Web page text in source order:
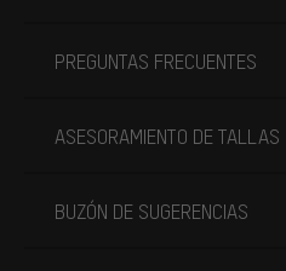
PREGUNTAS FRECUENTES
ASESORAMIENTO DE TALLAS
BUZÓN DE SUGERENCIAS